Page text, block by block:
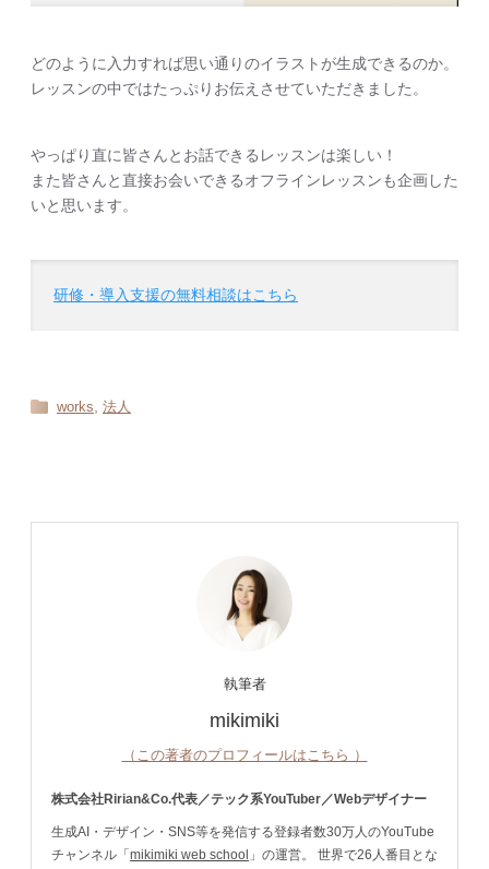
どのように入力すれば思い通りのイラストが生成できるのか。
レッスンの中ではたっぷりお伝えさせていただきました。
やっぱり直に皆さんとお話できるレッスンは楽しい！
また皆さんと直接お会いできるオフラインレッスンも企画した
いと思います。
研修・導入支援の無料相談はこちら
works, 法人
執筆者
mikimiki
（この著者のプロフィールはこちら ）
株式会社Ririan&Co.代表／テック系YouTuber／Webデザイナー
生成AI・デザイン・SNS等を発信する登録者数30万人のYouTube
チャンネル「 mikimiki web school 」の運営。 世界で26人番目とな